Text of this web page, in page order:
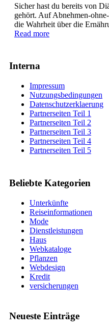
Beliebte Kategorien
Unterkünfte
Reiseinformationen
Mode
Dienstleistungen
Haus
Webkataloge
Pflanzen
Webdesign
Kredit
versicherungen
Neueste Einträge
Sicher hast du bereits von
gehört. Auf Abnehmen-
die Wahrheit über die
Read more
Interna
Impressum
Nutzungsbedingungen
Datenschutzerklaerung
Partnerseiten Teil 1
Partnerseiten Teil 2
Partnerseiten Teil 3
Partnerseiten Teil 4
Partnerseiten Teil 5